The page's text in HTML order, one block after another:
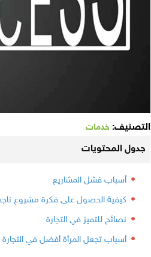
التصنيف: خدمات
جدول المحتويات
أسباب فشل المشاريع
كيفية الحصول على فكرة مشروع
نصائح للتميز في التجارة
أسباب تجعل المرأة أفضل في التجارة